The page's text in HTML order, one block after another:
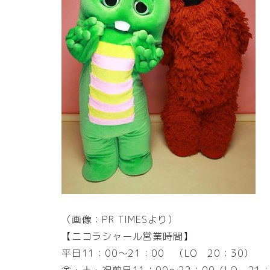
（画像：PR TIMESより）
【ニコラシャール営業時間】
平日11：00～21：00 （LO 20：30）